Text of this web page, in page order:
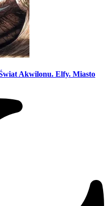
Akwilonu. Elfy. Miasto